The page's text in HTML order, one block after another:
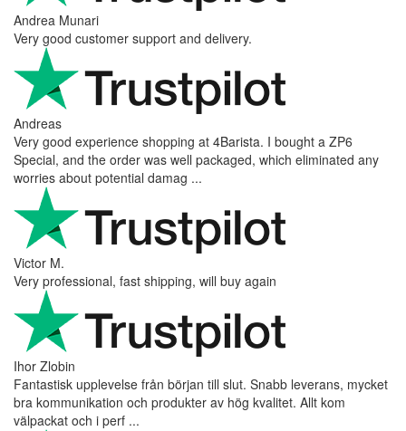
Andrea Munari
Very good customer support and delivery.
Andreas
Very good experience shopping at 4Barista. I bought a ZP6
Special, and the order was well packaged, which eliminated any
worries about potential damag ...
Victor M.
Very professional, fast shipping, will buy again
Ihor Zlobin
Fantastisk upplevelse från början till slut. Snabb leverans, mycket
bra kommunikation och produkter av hög kvalitet. Allt kom
välpackat och i perf ...